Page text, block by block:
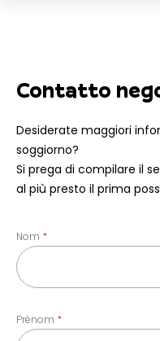
Contatto
Desiderate maggiori
soggiorno?
Si prega di compilare il
al più presto il prima
Nom
Prénom